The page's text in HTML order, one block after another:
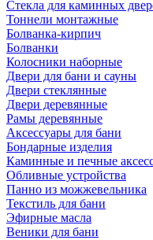
Стекла для каминных
Тоннели монтажные
Болванка-кирпич
Болванки
Колосники наборные
Двери для бани и сауны
Двери стеклянные
Двери деревянные
Рамы деревянные
Аксессуары для бани
Бондарные изделия
Каминные и печные
Обливные устройства
Панно из можжевельника
Текстиль для бани
Эфирные масла
Веники для бани